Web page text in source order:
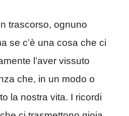
trascorso, ognuno
se c’è una cosa che ci
l’aver vissuto
che, in un modo o
la nostra vita. I ricordi